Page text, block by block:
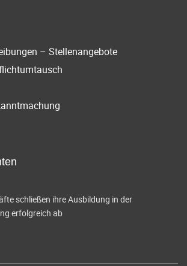
– Stellenangebote
schließen ihre Ausbildung in der
erfolgreich ab